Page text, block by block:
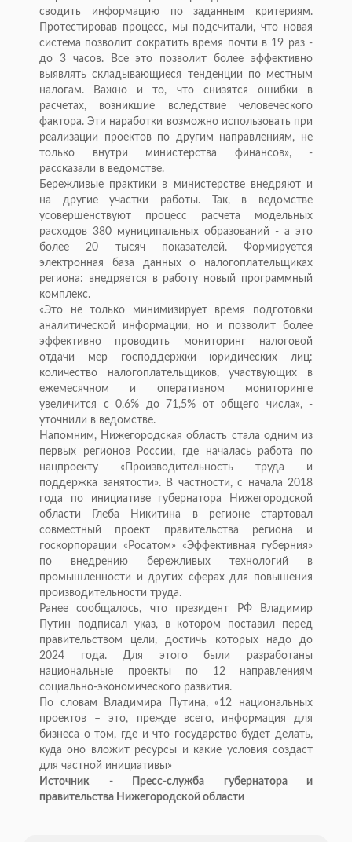
сводить информацию по заданным критериям.
Протестировав процесс, мы подсчитали, что новая
система позволит сократить время почти в 19 раз -
до 3 часов. Все это позволит более эффективно
выявлять складывающиеся тенденции по местным
налогам. Важно и то, что снизятся ошибки в
расчетах, возникшие вследствие человеческого
фактора. Эти наработки возможно использовать при
реализации проектов по другим направлениям, не
только внутри министерства финансов», -
рассказали в ведомстве.
Бережливые практики в министерстве внедряют и
на другие участки работы. Так, в ведомстве
усовершенствуют процесс расчета модельных
расходов 380 муниципальных образований - а это
более 20 тысяч показателей. Формируется
электронная база данных о налогоплательщиках
региона: внедряется в работу новый программный
комплекс.
«Это не только минимизирует время подготовки
аналитической информации, но и позволит более
эффективно проводить мониторинг налоговой
отдачи мер господдержки юридических лиц:
количество налогоплательщиков, участвующих в
ежемесячном и оперативном мониторинге
увеличится с 0,6% до 71,5% от общего числа», -
уточнили в ведомстве.
Напомним, Нижегородская область стала одним из
первых регионов России, где началась работа по
нацпроекту «Производительность труда и
поддержка занятости». В частности, с начала 2018
года по инициативе губернатора Нижегородской
области Глеба Никитина в регионе стартовал
совместный проект правительства региона и
госкорпорации «Росатом» «Эффективная губерния»
по внедрению бережливых технологий в
промышленности и других сферах для повышения
производительности труда.
Ранее сообщалось, что президент РФ Владимир
Путин подписал указ, в котором поставил перед
правительством цели, достичь которых надо до
2024 года. Для этого были разработаны
национальные проекты по 12 направлениям
социально-экономического развития.
По словам Владимира Путина, «12 национальных
проектов – это, прежде всего, информация для
бизнеса о том, где и что государство будет делать,
куда оно вложит ресурсы и какие условия создаст
для частной инициативы»
Источник - Пресс-служба губернатора и
правительства Нижегородской области